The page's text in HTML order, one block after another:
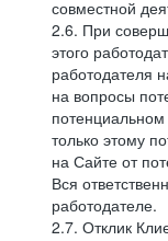
совместной
2.6. При
этого
работодателя
на вопросы
только этому
на Сайте от
Вся
работодателе.
2.7. Отклик